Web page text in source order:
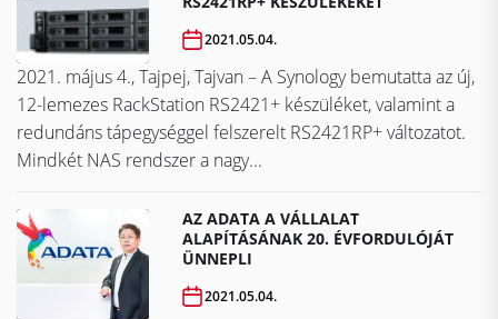
2021.05.04.
2021. május 4., Tajpej, Tajvan – A Synology bemutatta az új,
12-lemezes RackStation RS2421+ készüléket, valamint a
redundáns tápegységgel felszerelt RS2421RP+ változatot.
Mindkét NAS rendszer a nagy...
AZ ADATA A VÁLLALAT
ALAPÍTÁSÁNAK 20. ÉVFORDULÓJÁT
ÜNNEPLI
2021.05.04.